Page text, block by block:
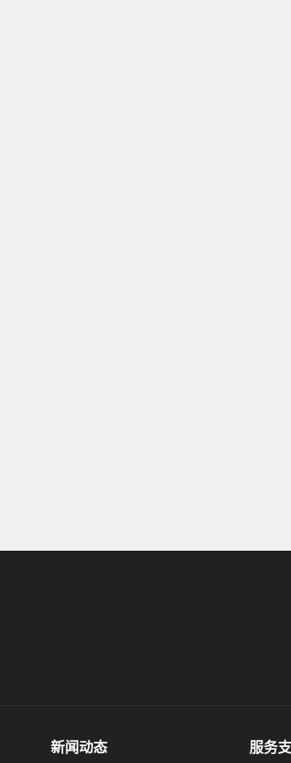
新闻动态 服务